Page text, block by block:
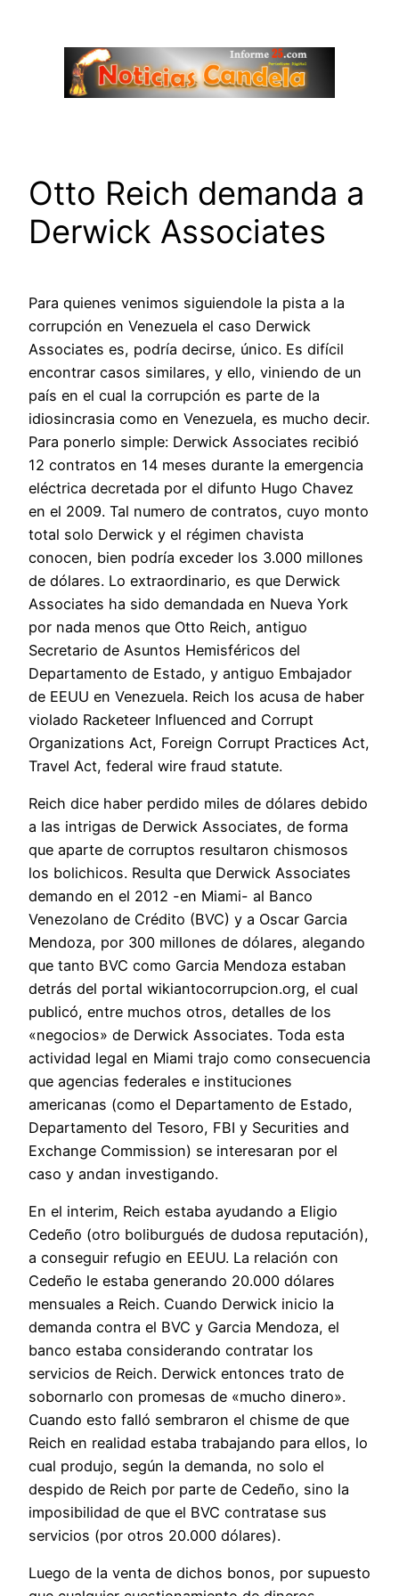
contenido
Otto Reich demanda a
Derwick Associates
Para quienes venimos siguiendole la pista a la
corrupción en Venezuela el caso Derwick
Associates es, podría decirse, único. Es difícil
encontrar casos similares, y ello, viniendo de un
país en el cual la corrupción es parte de la
idiosincrasia como en Venezuela, es mucho decir.
Para ponerlo simple: Derwick Associates recibió
12 contratos en 14 meses durante la emergencia
eléctrica decretada por el difunto Hugo Chavez
en el 2009. Tal numero de contratos, cuyo monto
total solo Derwick y el régimen chavista
conocen, bien podría exceder los 3.000 millones
de dólares. Lo extraordinario, es que Derwick
Associates ha sido demandada en Nueva York
por nada menos que Otto Reich, antiguo
Secretario de Asuntos Hemisféricos del
Departamento de Estado, y antiguo Embajador
de EEUU en Venezuela. Reich los acusa de haber
violado Racketeer Influenced and Corrupt
Organizations Act, Foreign Corrupt Practices Act,
Travel Act, federal wire fraud statute.
Reich dice haber perdido miles de dólares debido
a las intrigas de Derwick Associates, de forma
que aparte de corruptos resultaron chismosos
los bolichicos. Resulta que Derwick Associates
demando en el 2012 -en Miami- al Banco
Venezolano de Crédito (BVC) y a Oscar Garcia
Mendoza, por 300 millones de dólares, alegando
que tanto BVC como Garcia Mendoza estaban
detrás del portal wikiantocorrupcion.org, el cual
publicó, entre muchos otros, detalles de los
«negocios» de Derwick Associates. Toda esta
actividad legal en Miami trajo como consecuencia
que agencias federales e instituciones
americanas (como el Departamento de Estado,
Departamento del Tesoro, FBI y Securities and
Exchange Commission) se interesaran por el
caso y andan investigando.
En el interim, Reich estaba ayudando a Eligio
Cedeño (otro boliburgués de dudosa reputación),
a conseguir refugio en EEUU. La relación con
Cedeño le estaba generando 20.000 dólares
mensuales a Reich. Cuando Derwick inicio la
demanda contra el BVC y Garcia Mendoza, el
banco estaba considerando contratar los
servicios de Reich. Derwick entonces trato de
sobornarlo con promesas de «mucho dinero».
Cuando esto falló sembraron el chisme de que
Reich en realidad estaba trabajando para ellos, lo
cual produjo, según la demanda, no solo el
despido de Reich por parte de Cedeño, sino la
imposibilidad de que el BVC contratase sus
servicios (por otros 20.000 dólares).
Luego de la venta de dichos bonos, por supuesto